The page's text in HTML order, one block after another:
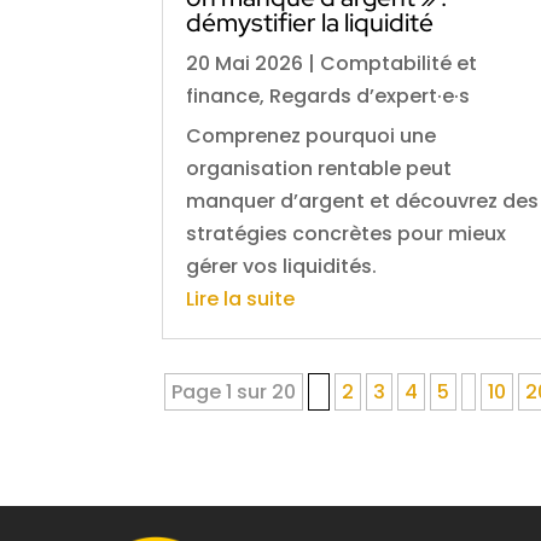
démystifier la liquidité
20 Mai 2026 | Comptabilité et
finance, Regards d’expert·e·s
Comprenez pourquoi une
organisation rentable peut
manquer d’argent et découvrez des
stratégies concrètes pour mieux
gérer vos liquidités.
Lire la suite
Page 1 sur 20 2 3 4 5 10